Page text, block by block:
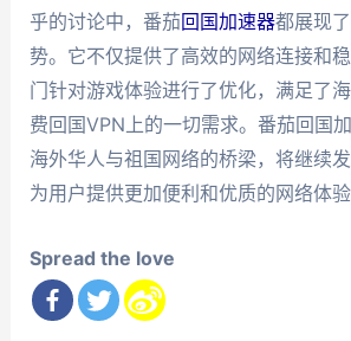
乎的讨论中，番茄回国加速器都展现
势。它不仅提供了高效的网络连接和
门针对游戏体验进行了优化，满足了
费回国VPN上的一切需求。番茄回国
海外华人与祖国网络的桥梁，将继续发
为用户提供更加便利和优质的网络体验
Spread the love